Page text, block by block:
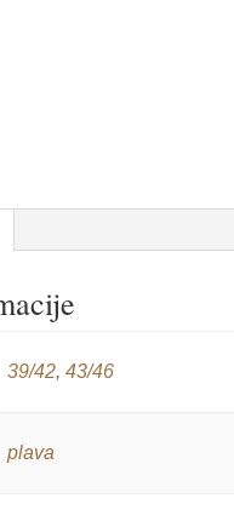
39/42, 43/46
plava